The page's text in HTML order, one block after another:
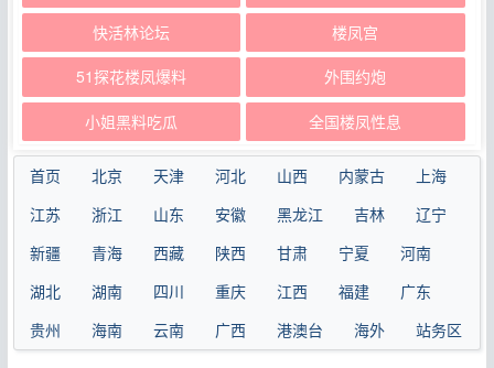
快活林论坛 楼凤宫
51探花楼凤爆料 外围约炮
小姐黑料吃瓜 全国楼凤性息
首页 北京 天津 河北 山西 内蒙古
上海
江苏
浙江 山东 安徽 黑龙江 吉林
辽宁
新疆
青海 西藏 陕西 甘肃 宁夏
河南
湖北
湖南 四川 重庆 江西 福建
广东
贵州
海南 云南 广西 港澳台 海外 站务区